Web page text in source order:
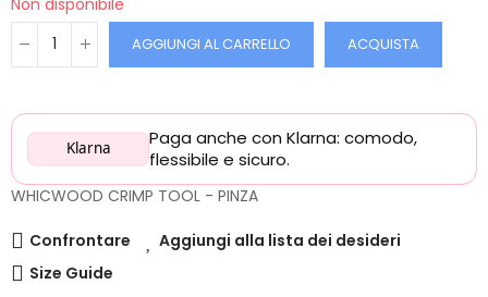
AGGIUNGI AL CARRELLO ACQUISTA
Klarna
Paga anche con Klarna: comodo,
flessibile e sicuro.
WHICWOOD CRIMP TOOL - PINZA
Confrontare
Aggiungi alla lista dei desideri
Size Guide